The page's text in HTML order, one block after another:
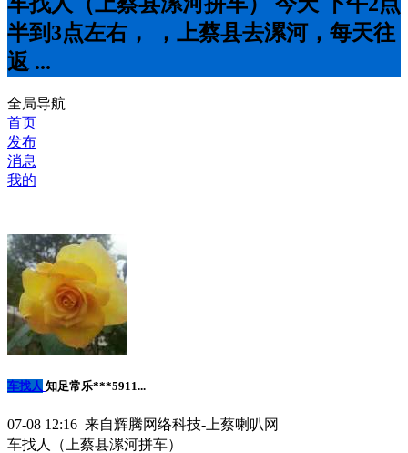
半到3点左右， ，上蔡县去漯河，每天往
返 ...
全局导航
首页
发布
消息
我的
车找人 知足常乐***5911...
07-08 12:16 来自辉腾网络科技-上蔡喇叭网
车找人（上蔡县漯河拼车）